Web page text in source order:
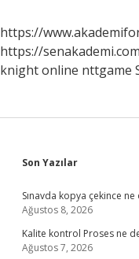
https://
https://
knight online nttgame
Sidebar
Son Yazılar
Sınavda kopya çekince ne
Ağustos 8, 2026
Kalite kontrol Proses ne
Ağustos 7, 2026